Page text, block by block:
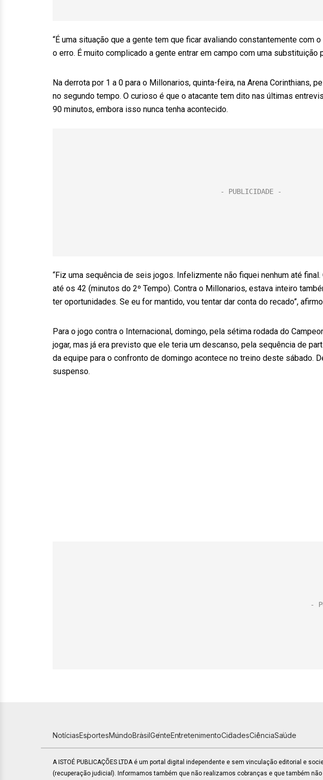
“É uma situação que a gente tem que ficar avaliando constantemente com
o erro. É muito complicado a gente entrar em campo com uma substituição
Na derrota por 1 a 0 para o Millonarios, quinta-feira, na Arena Corinthians,
no segundo tempo. O curioso é que o atacante tem dito nas últimas
90 minutos, embora isso nunca tenha acontecido.
“Fiz uma sequência de seis jogos. Infelizmente não fiquei nenhum até
até os 42 (minutos do 2º Tempo). Contra o Millonarios, estava inteiro
ter oportunidades. Se eu for mantido, vou tentar dar conta do recado”,
Para o jogo contra o Internacional, domingo, pela sétima rodada do
jogar, mas já era previsto que ele teria um descanso, pela sequência de
da equipe para o confronto de domingo acontece no treino deste sábado.
suspenso.
NotíciasEsportesMundoBrasilGenteEntretenimentoCidadesCiênciaSaúde
A ISTOÉ PUBLICAÇÕES LTDA é um portal digital independente e sem vinculação editorial e
(recuperação judicial). Informamos também que não realizamos cobranças e que também